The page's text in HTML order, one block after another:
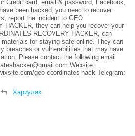
Credit card, email & password, Facebook,
been hacked, you need to recover
report the incident to GEO
HACKER, they can help you recover your
RECOVERY HACKER, can
for staying safe online. They can
breaches or vulnerabilities that may have
Please contact the following email
Website:
geo-coordinates-hack Telegram:
Хариулах